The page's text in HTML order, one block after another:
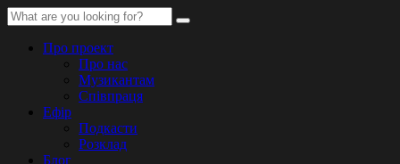
Про проект
Про нас
Музикантам
Співпраця
Ефір
Подкасти
Розклад
Блог